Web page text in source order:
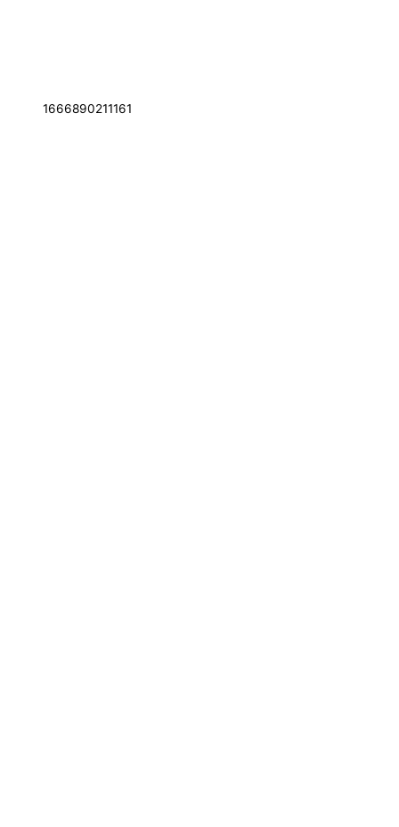
1666890211161